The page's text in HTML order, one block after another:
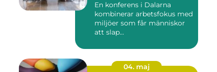
En konferens i Dalarna
kombinerar arbetsfokus med
miljöer som får människor
att slap...
04. maj